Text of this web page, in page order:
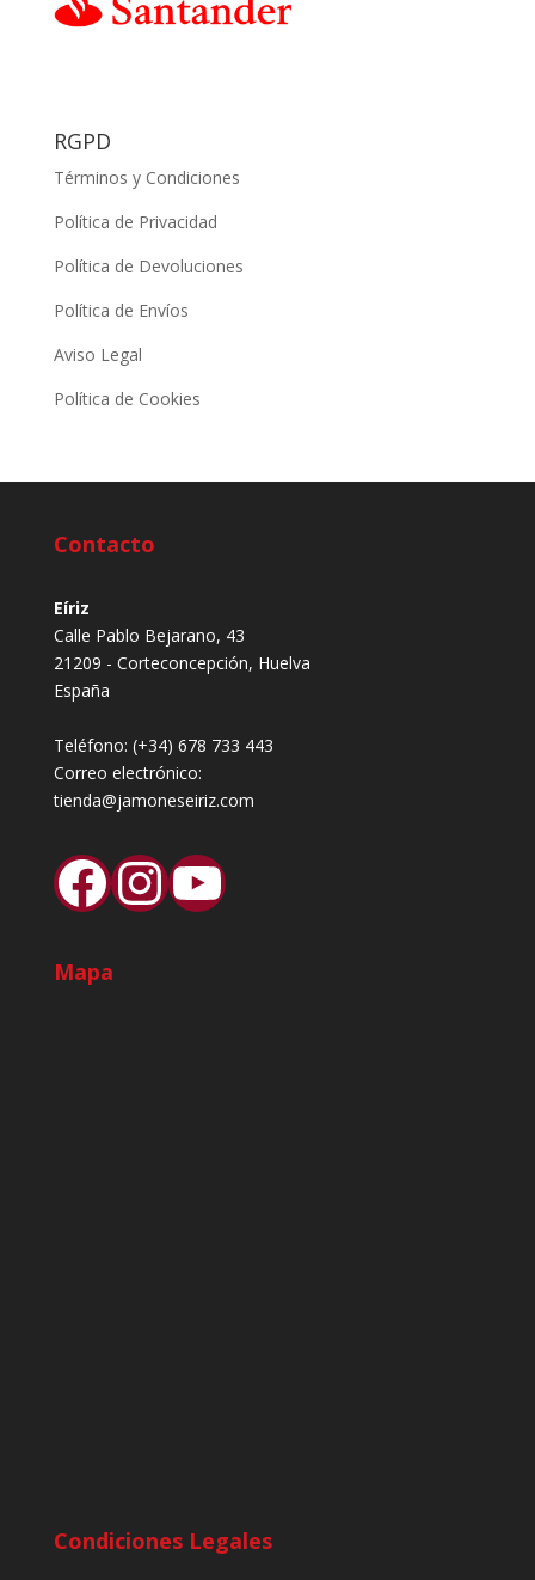
RGPD
Términos y Condiciones
Política de Privacidad
Política de Devoluciones
Política de Envíos
Aviso Legal
Política de Cookies
Contacto
Eíriz
Calle Pablo Bejarano, 43
21209 - Corteconcepción, Huelva
España
Teléfono: (+34) 678 733 443
Correo electrónico:
tienda@jamoneseiriz.com
Facebook
Instagram
YouTube
Mapa
Condiciones Legales